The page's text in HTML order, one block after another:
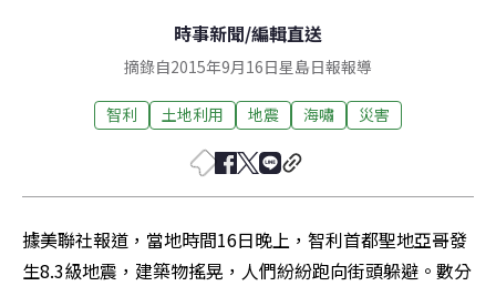
時事新聞/編輯直送
摘錄自2015年9月16日星島日報報導
智利 土地利用 地震 海嘯 災害
據美聯社報道，當地時間16日晚上，智利首都聖地亞哥發
生8.3級地震，建築物搖晃，人們紛紛跑向街頭躲避。數分